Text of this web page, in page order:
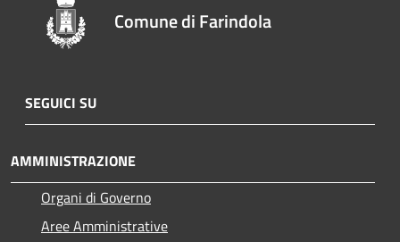
Comune di Farindola
SEGUICI SU
AMMINISTRAZIONE
Organi di Governo
Aree Amministrative